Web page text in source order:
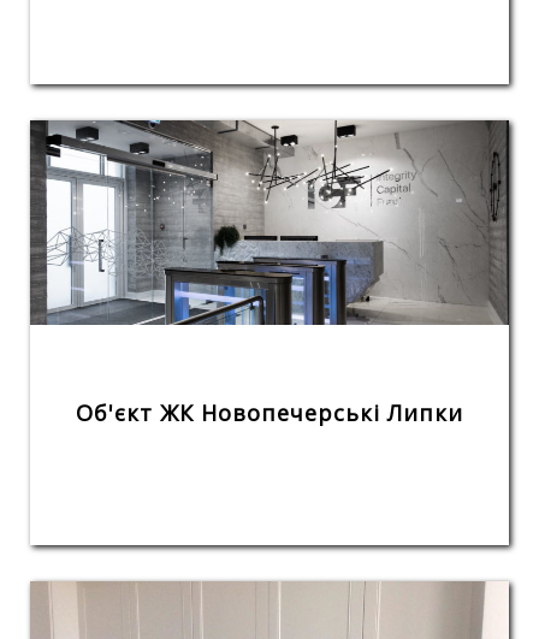
Об'єкт ЖК Новопечерські Липки